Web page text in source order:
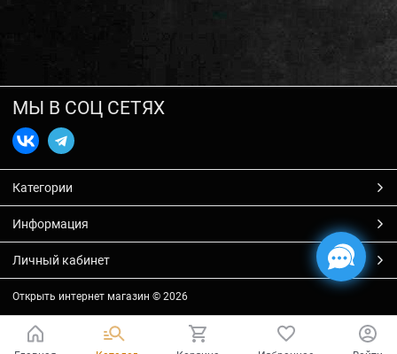
МЫ В СОЦ СЕТЯХ
Категории
Информация
Личный кабинет
Открыть интернет магазин © 2026